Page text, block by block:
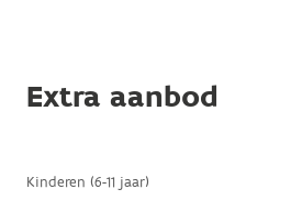
Extra aanbod
Kinderen (6-11 jaar)